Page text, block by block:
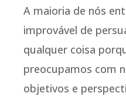
A maioria de nós
improvável de
qualquer coisa
preocupamos com
objetivos e